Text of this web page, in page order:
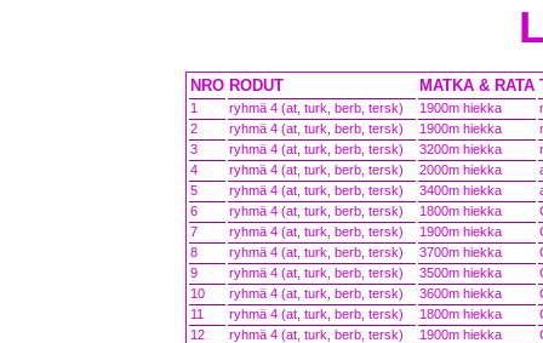
NRO RODUT MATKA & RATA
1 ryhmä 4 (at, turk, berb, tersk) 1900m hiekka
2
ryhmä 4 (at, turk, berb, tersk) 1900m hiekka
3
ryhmä 4 (at, turk, berb, tersk) 3200m hiekka
4
ryhmä 4 (at, turk, berb, tersk) 2000m hiekka
5
ryhmä 4 (at, turk, berb, tersk) 3400m hiekka
6
ryhmä 4 (at, turk, berb, tersk) 1800m hiekka
7
ryhmä 4 (at, turk, berb, tersk) 1900m hiekka
8
ryhmä 4 (at, turk, berb, tersk) 3700m hiekka
9
ryhmä 4 (at, turk, berb, tersk) 3500m hiekka
10
ryhmä 4 (at, turk, berb, tersk) 3600m hiekka
11
ryhmä 4 (at, turk, berb, tersk) 1800m hiekka
12
ryhmä 4 (at, turk, berb, tersk) 1900m hiekka